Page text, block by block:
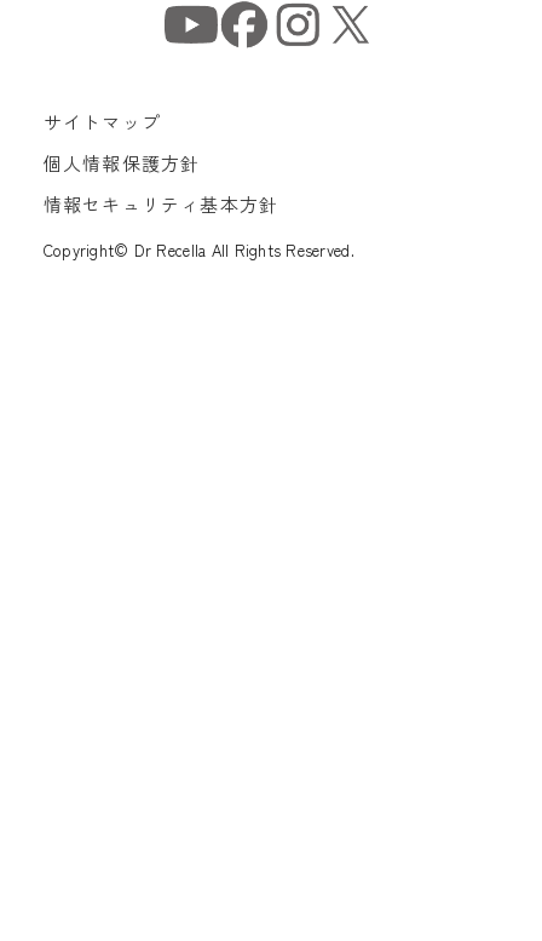
サイトマップ
個人情報保護方針
情報セキュリティ基本方針
Copyright© Dr Recella All Rights Reserved.